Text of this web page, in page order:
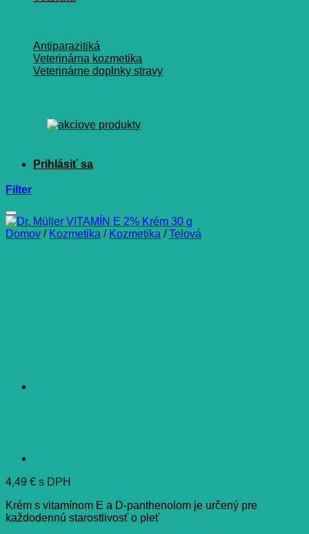
Antiparazitiká
Veterinárna kozmetika
Veterinárne doplnky stravy
Filter
Domov / Kozmetika / Kozmetika / Telová
4,49 € s DPH
Krém s vitamínom E a D-panthenolom je určený pre
každodennú starostlivosť o pleť